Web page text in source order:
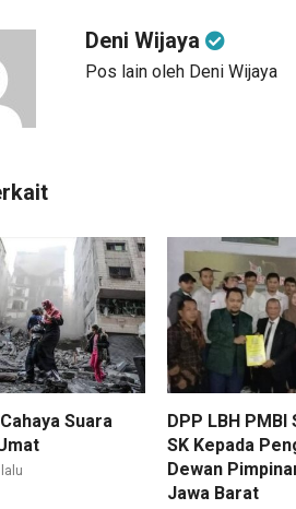
Deni Wijaya
Pos lain oleh Deni Wijaya
Suara
DPP LBH PMBI
SK Kepada
Dewan
Jawa Barat